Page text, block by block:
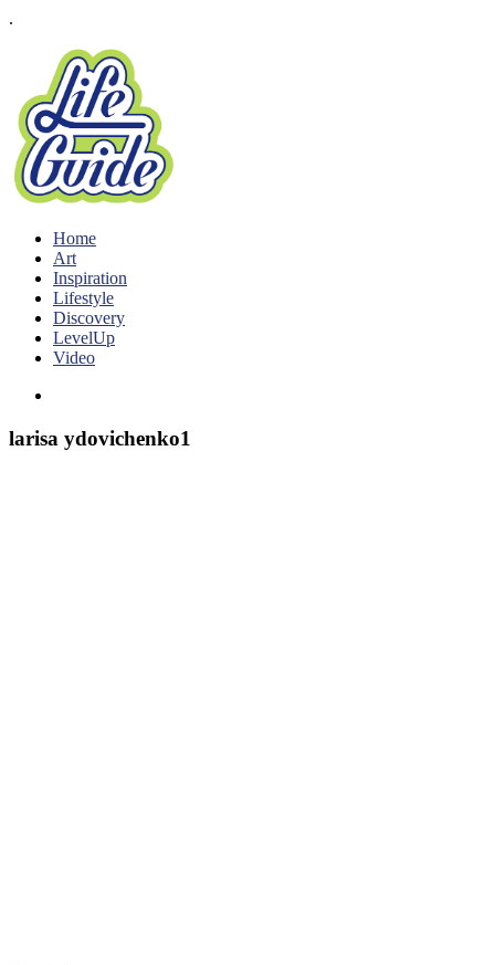
.
Home
Art
Inspiration
Lifestyle
Discovery
LevelUp
Video
larisa ydovichenko1